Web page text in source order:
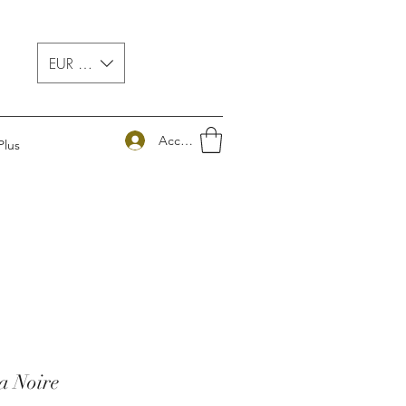
EUR (€)
Accedi
Noire